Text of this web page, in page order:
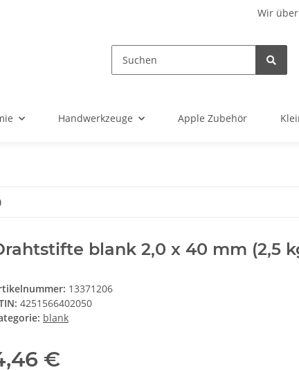
Wir
Handwerkzeuge Apple Zubehör
blank 2,0 x 40 mm (2,5
13371206
4251566402050
blank
€